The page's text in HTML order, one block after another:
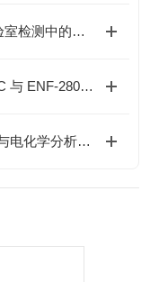
UVP B-100AP 手持式长波紫外灯在实验室检测中的应用与优势
如何选择实验室手持紫外灯？ENF-260C 与 ENF-280C 的技术对比与选型建议
总抗氧化能力（TAC）检测方法的发展与电化学分析技术的应用